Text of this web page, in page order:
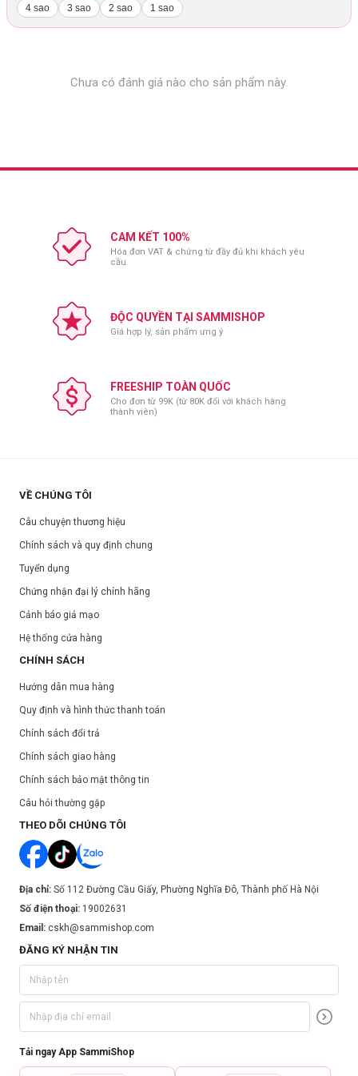
4 sao
3 sao 2 sao 1 sao
Chưa có đánh giá nào cho sản phẩm này.
CAM KẾT 100%
Hóa đơn VAT & chứng từ đầy đủ khi khách yêu
cầu
ĐỘC QUYỀN TẠI SAMMISHOP
Giá hợp lý, sản phẩm ưng ý
FREESHIP TOÀN QUỐC
Cho đơn từ 99K (từ 80K đối với khách hàng
thành viên)
VỀ CHÚNG TÔI
Câu chuyện thương hiệu
Chính sách và quy định chung
Tuyển dụng
Chứng nhận đại lý chính hãng
Cảnh báo giả mạo
Hệ thống cửa hàng
CHÍNH SÁCH
Hướng dẫn mua hàng
Quy định và hình thức thanh toán
Chính sách đổi trả
Chính sách giao hàng
Chính sách bảo mật thông tin
Câu hỏi thường gặp
THEO DÕI CHÚNG TÔI
Địa chỉ: Số 112 Đường Cầu Giấy, Phường Nghĩa Đô, Thành phố Hà Nội
Số điện thoại: 19002631
Email: cskh@sammishop.com
ĐĂNG KÝ NHẬN TIN
Tải ngay App SammiShop